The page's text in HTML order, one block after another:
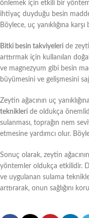
önlemek için etkili bir
ihtiyaç duyduğu besin
Böylece, uç yanıklığına
Bitki besin takviyeleri de
arttırmak için kullanılan
ve magnezyum gibi besin
büyümesini ve gelişmesini
Zeytin ağacının uç
teknikleri de oldukça
sulanması, toprağın nem
etmesine yardımcı olur.
Sonuç olarak, zeytin
yöntemler oldukça etkilidir.
ve uygulanan sulama
arttırarak, onun sağlığını